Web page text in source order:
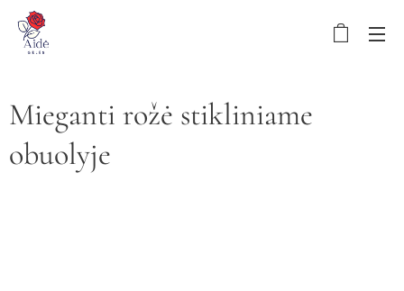
Mieganti rožė stikliniame
obuolyje